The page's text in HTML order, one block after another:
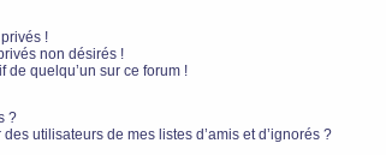
!
non désirés !
de quelqu’un sur ce forum !
?
utilisateurs de mes listes d’amis et d’ignorés ?